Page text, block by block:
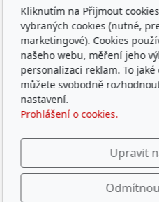
Západočeský územní svaz
Časopis rybářství
Přihlášení RIS
© 2026
Běží na
Kliknutím na Přijmout
vybraných cookies (nutné,
marketingové). Cookies
našeho webu, měření jeho
personalizaci reklam. To
můžete svobodně
nastavení.
Prohlášení o cookies.
Upravit
Děkujeme za podporu
dětských